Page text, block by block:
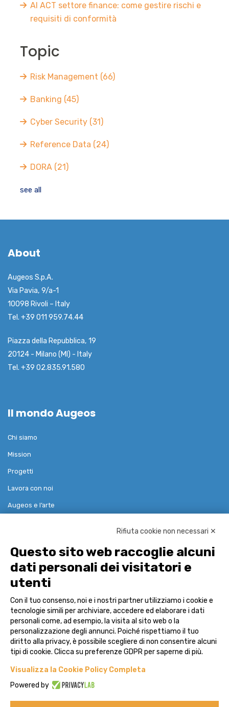
AI ACT settore finance: come gestire rischi e
requisiti di conformità
Topic
Risk Management (66)
Banking (45)
Cyber Security (31)
Reference Data (24)
DORA (21)
see all
About
Augeos S.p.A.
Via Pavia, 9/a-1
10098 Rivoli – Italy
Tel. +39 011 959.74.44
Piazza della Repubblica, 19
20124 - Milano (MI) - Italy
Tel. +39 02.835.91.580
Il mondo Augeos
Chi siamo
Mission
Progetti
Lavora con noi
Augeos e l’arte
Soluzioni
Governance Risk Compliance
Advisor
Case Studies
Contatti
Legal
Rifiuta cookie non necessari ✕
Questo sito web raccoglie alcuni
dati personali dei visitatori e
utenti
Con il tuo consenso, noi e i nostri partner utilizziamo i cookie e
tecnologie simili per archiviare, accedere ed elaborare i dati
personali come, ad esempio, la visita al sito web o la
personalizzazione degli annunci. Poiché rispettiamo il tuo
diritto alla privacy, è possibile scegliere di non consentire alcuni
tipi di cookie. Clicca su preferenze GDPR per saperne di più.
Visualizza la Cookie Policy Completa
Powered by